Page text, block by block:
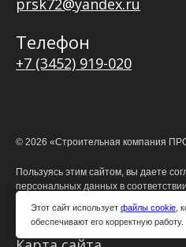
prsk72@yandex.ru
Телефон
+7 (3452) 919-020
© 2026 «Строительная компания
Пользуясь этим сайтом, вы даете
персональных данных в
и не является офертой.
Этот сайт использует файлы cookie ,
обеспечивают его корректную работу.